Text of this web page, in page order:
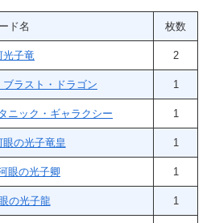
ド名 枚数
光子竜 2
ラスト・ドラゴン 1
ニック・ギャラクシー 1
眼の光子竜皇 1
眼の光子卿 1
の光子龍 1